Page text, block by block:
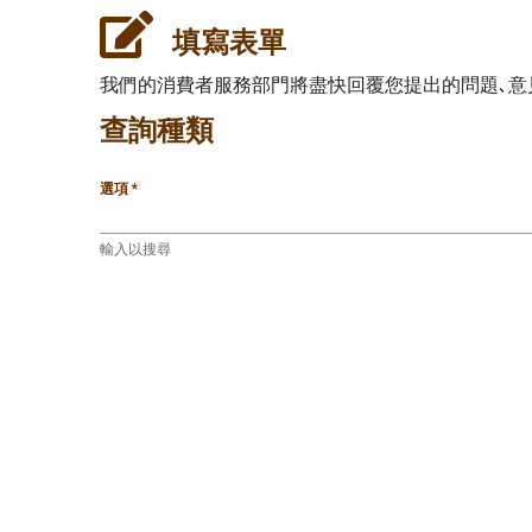
填寫表單
我們的消費者服務部門將盡快回覆您提出的問題､意
查詢種類
選項
輸入以搜尋